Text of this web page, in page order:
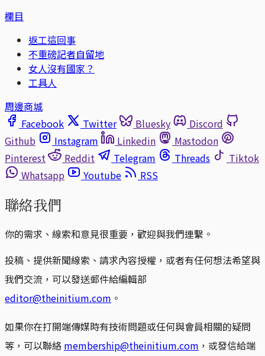
欄目
返工這回事
不重磅記者自留地
女人沒有國家？
工具人
周邊商城
Facebook
Twitter Bluesky
Discord
Github
Instagram Linkedin
Mastodon
Pinterest
Reddit Telegram Threads
Tiktok
Whatsapp
Youtube RSS
聯絡我們
你的需求、線索和意見很重要，歡迎與我們連繫。
投稿、提供新聞線索、請求內容授權，或者有任何想法希望與
我們交流，可以發送郵件給編輯部
editor@theinitium.com 。
如果你在打開端傳媒時有技術問題或任何與會員相關的疑問
等，可以聯絡 membership@theinitium.com ，或發信給端